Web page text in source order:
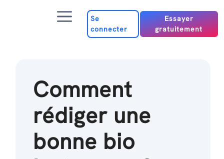
Menu
Se
connecter
Essayer
gratuitement
Comment
rédiger une
bonne bio